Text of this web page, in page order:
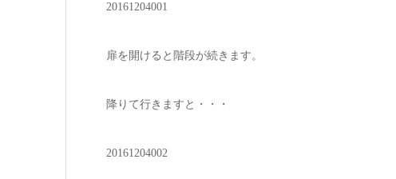
20161204001
扉を開けると階段が続きます。
降りて行きますと・・・
20161204002